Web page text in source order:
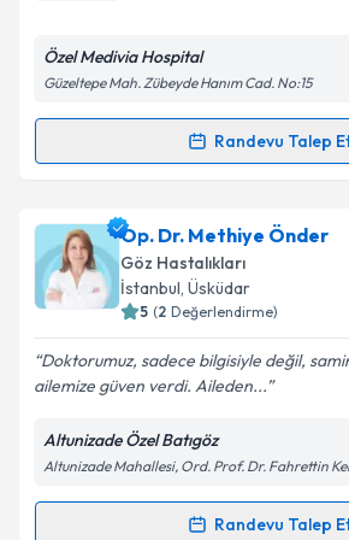
Kişisel verilerimin işlenmesine
Metni'ni okudum ve kişisel
Takvim Talebini
Özel Medivia Hospital
Güzeltepe Mah. Zübeyde Hanım Cad. No:15
Randevu Talep
Randevu Takvimi Talebi
Dt. M. Hakan Durmaziçin
oluşturun. Size bu uzmandan
takvim hazırlandığında e-posta ile
Kişisel verilerimin işlenmesine
Metni'ni okudum ve kişisel
kapsamda işlenmesini kabul
Op. Dr. Methiye Önder
Göz Hastalıkları
İstanbul, Üsküdar
5 (2 Değerlendirme)
Doktorumuz, sadece bilgisiyle değil,
ailemize güven verdi. Aileden...
Altunizade Özel Batıgöz
Altunizade Mahallesi, Ord. Prof. Dr. Fahrettin
Randevu Talep